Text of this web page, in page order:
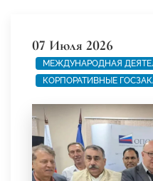
07 Июля 2026
МЕЖДУНАРОДНАЯ
КОРПОРАТИВНЫЕ